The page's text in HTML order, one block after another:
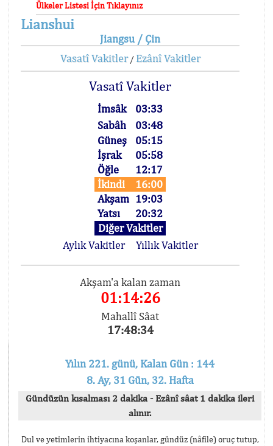
Ülkeler Listesi İçin Tıklayınız
Lianshui
Jiangsu / Çin
Vasatî Vakitler/ Ezânî Vakitler
Vasatî Vakitler
İmsâk
03:33
Sabâh
03:48
Güneş
05:15
İşrak
05:58
Öğle
12:17
İkindi
16:00
Akşam 19:03
Yatsı
20:32
Diğer Vakitler
Aylık Vakitler
Yıllık Vakitler
Akşam'a kalan zaman
01:14:26
Mahallî Sâat
17:48:34
Yılın 221. günü, Kalan Gün : 144
8. Ay, 31 Gün, 32. Hafta
Gündüzün kısalması 2 dakika - Ezânî sâat 1 dakika ileri
alınır.
Dul ve yetimlerin ihtiyacına koşanlar, gündüz (nâfile) oruç tutup,